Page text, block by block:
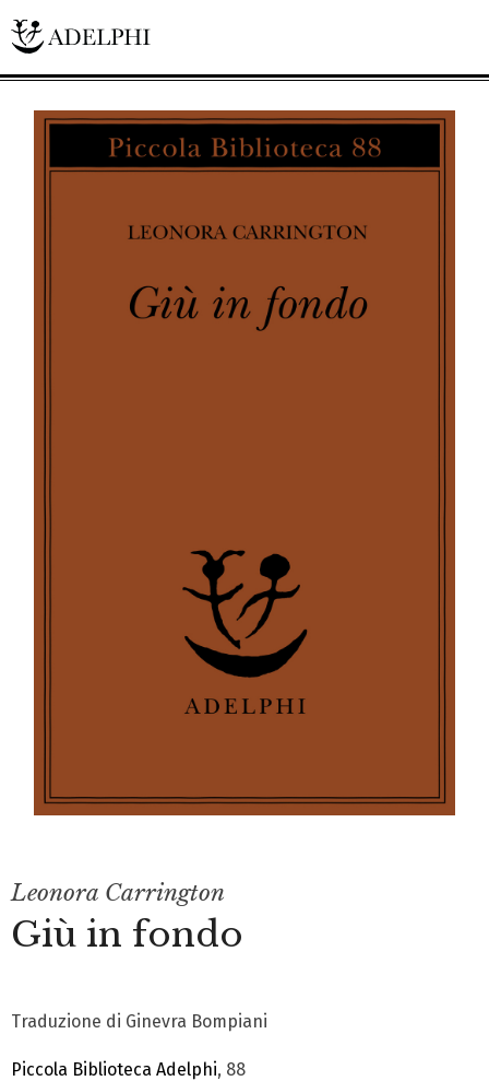
Leonora Carrington
Giù in fondo
Traduzione di Ginevra Bompiani
Piccola Biblioteca Adelphi, 88